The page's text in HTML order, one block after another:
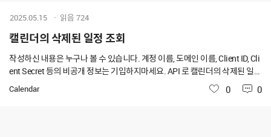
캘린더의 삭제된 일정 조회
작성하신 내용은 누구나 볼 수 있습니다. 계정 이름, 도메인 이름, Client ID, Cli
ent Secret 등의 비공개 정보는 기입하지마세요. API 로 캘린더의 삭제된 일정
을 확인 할 수 있을까요 ?
Calendar
2025.05.15 읽음 724
좋아요
0 0